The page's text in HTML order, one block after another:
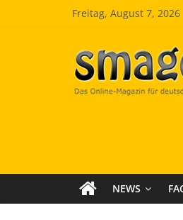
Freitag, August 7, 2026
Smago
NEWS